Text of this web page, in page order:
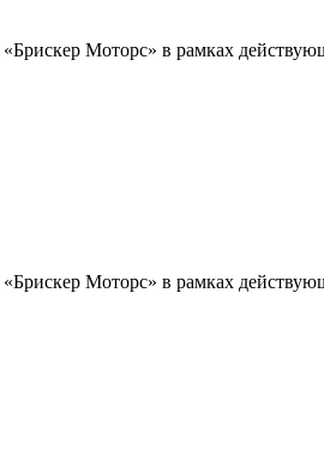
«Брискер Моторс» в рамках
«Брискер Моторс» в рамках